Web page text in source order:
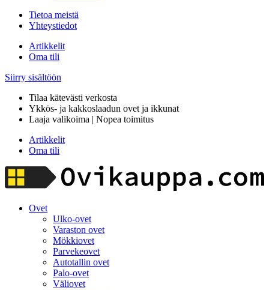
Tietoa meistä
Yhteystiedot
Artikkelit
Oma tili
Siirry sisältöön
Tilaa kätevästi verkosta
Ykkös- ja kakkoslaadun ovet ja ikkunat
Laaja valikoima | Nopea toimitus
Artikkelit
Oma tili
Ovet
Ulko-ovet
Varaston ovet
Mökkiovet
Parvekeovet
Autotallin ovet
Palo-ovet
Väliovet